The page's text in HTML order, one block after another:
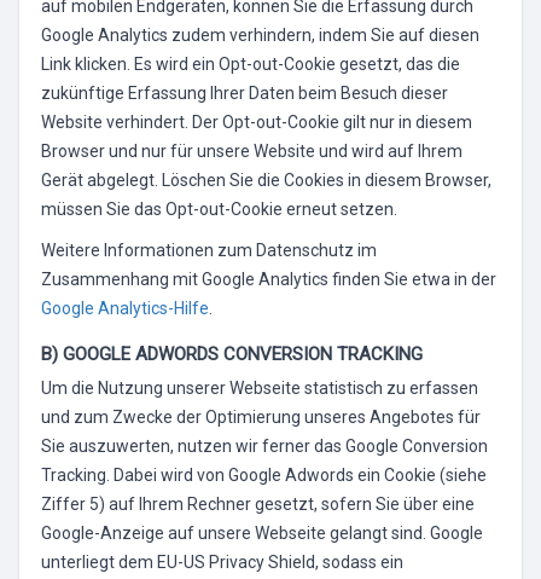
auf mobilen Endgeräten, können Sie die Erfassung durch
Google Analytics zudem verhindern, indem Sie auf diesen
Link klicken. Es wird ein Opt-out-Cookie gesetzt, das die
zukünftige Erfassung Ihrer Daten beim Besuch dieser
Website verhindert. Der Opt-out-Cookie gilt nur in diesem
Browser und nur für unsere Website und wird auf Ihrem
Gerät abgelegt. Löschen Sie die Cookies in diesem Browser,
müssen Sie das Opt-out-Cookie erneut setzen.
Weitere Informationen zum Datenschutz im
Zusammenhang mit Google Analytics finden Sie etwa in der
Google Analytics-Hilfe
B) GOOGLE ADWORDS CONVERSION TRACKING
Um die Nutzung unserer Webseite statistisch zu erfassen
und zum Zwecke der Optimierung unseres Angebotes für
Sie auszuwerten, nutzen wir ferner das Google Conversion
Tracking. Dabei wird von Google Adwords ein Cookie (siehe
Ziffer 5) auf Ihrem Rechner gesetzt, sofern Sie über eine
Google-Anzeige auf unsere Webseite gelangt sind. Google
unterliegt dem EU-US Privacy Shield, sodass ein